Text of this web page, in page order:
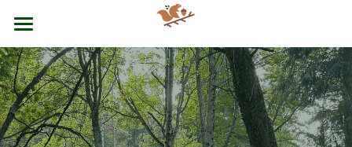
accueil
nos principes
nos services